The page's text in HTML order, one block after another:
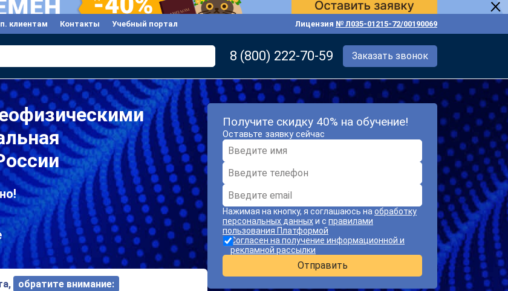
клиентам Контакты Учебный портал Лицензия № Л035-01215-72/00190069
8 (800) 222-70-59 Заказать звонок
обратите внимание:
Получите скидку 40% на обучение!
Оставьте заявку сейчас
Нажимая на кнопку, я соглашаюсь на обработку
персональных данныхи с правилами
пользования Платформой
Согласен на получение информационной и
рекламной рассылки
Отправить